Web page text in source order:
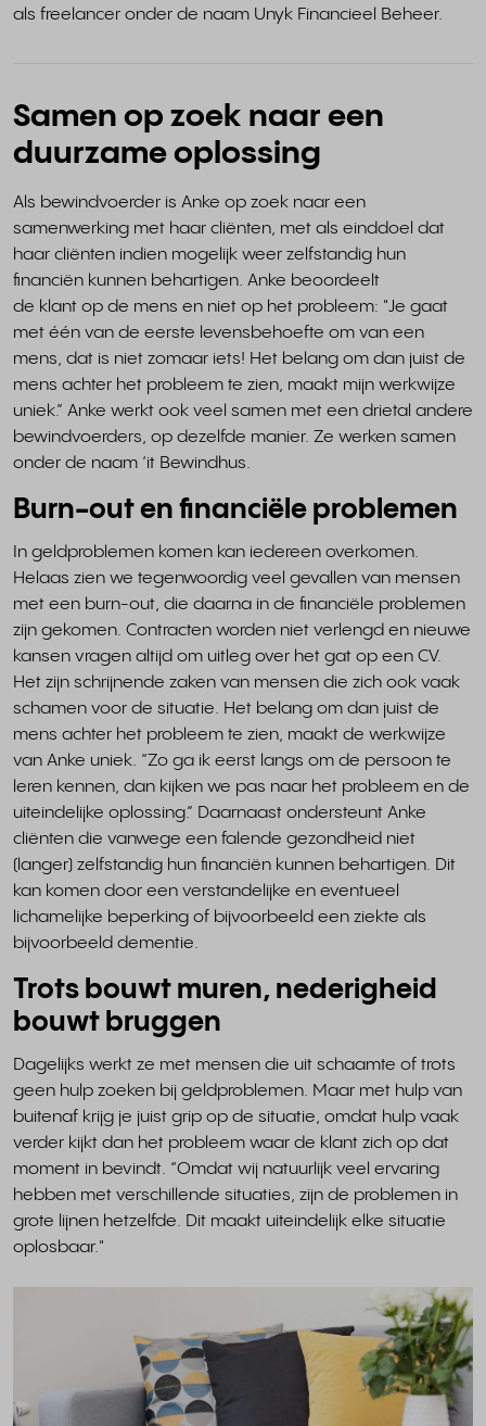
als freelancer onder de naam Unyk Financieel Beheer.
Samen op zoek naar een
duurzame oplossing
Als bewindvoerder is Anke op zoek naar een
samenwerking met haar cliënten, met als einddoel dat
haar cliënten indien mogelijk weer zelfstandig hun
financiën kunnen behartigen. Anke beoordeelt
de klant op de mens en niet op het probleem: "Je gaat
met één van de eerste levensbehoefte om van een
mens, dat is niet zomaar iets! Het belang om dan juist de
mens achter het probleem te zien, maakt mijn werkwijze
uniek.” Anke werkt ook veel samen met een drietal andere
bewindvoerders, op dezelfde manier. Ze werken samen
onder de naam ‘it Bewindhus.
Burn-out en financiële problemen
In geldproblemen komen kan iedereen overkomen.
Helaas zien we tegenwoordig veel gevallen van mensen
met een burn-out, die daarna in de financiële problemen
zijn gekomen. Contracten worden niet verlengd en nieuwe
kansen vragen altijd om uitleg over het gat op een CV.
Het zijn schrijnende zaken van mensen die zich ook vaak
schamen voor de situatie. Het belang om dan juist de
mens achter het probleem te zien, maakt de werkwijze
van Anke uniek. “Zo ga ik eerst langs om de persoon te
leren kennen, dan kijken we pas naar het probleem en de
uiteindelijke oplossing.” Daarnaast ondersteunt Anke
cliënten die vanwege een falende gezondheid niet
(langer) zelfstandig hun financiën kunnen behartigen. Dit
kan komen door een verstandelijke en eventueel
lichamelijke beperking of bijvoorbeeld een ziekte als
bijvoorbeeld dementie.
Trots bouwt muren, nederigheid
bouwt bruggen
Dagelijks werkt ze met mensen die uit schaamte of trots
geen hulp zoeken bij geldproblemen. Maar met hulp van
buitenaf krijg je juist grip op de situatie, omdat hulp vaak
verder kijkt dan het probleem waar de klant zich op dat
moment in bevindt. “Omdat wij natuurlijk veel ervaring
hebben met verschillende situaties, zijn de problemen in
grote lijnen hetzelfde. Dit maakt uiteindelijk elke situatie
oplosbaar."